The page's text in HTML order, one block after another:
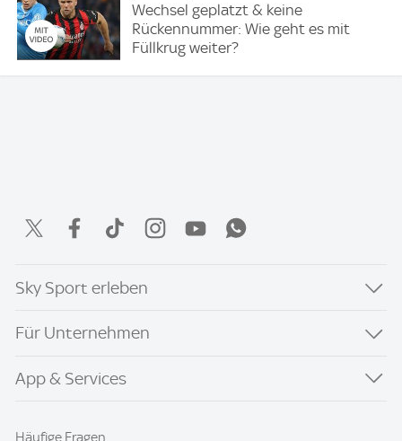
Wechsel geplatzt & keine
Rückennummer: Wie geht es mit
Füllkrug weiter?
Sky Sport erleben
Für Unternehmen
App & Services
Häufige Fragen